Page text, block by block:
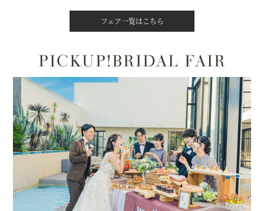
フェア一覧はこちら
PICKUP!BRIDAL FAIR